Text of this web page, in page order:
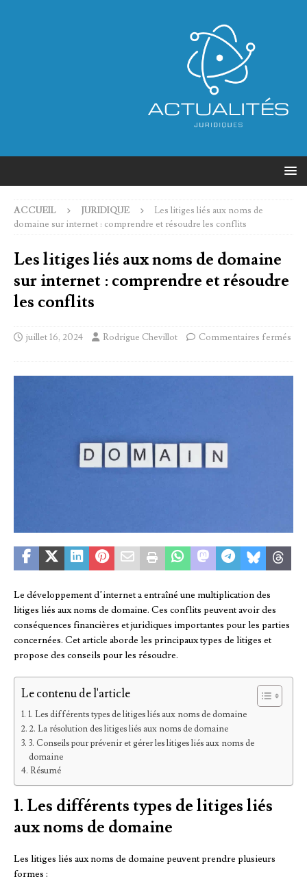
ACCUEIL JURIDIQUE
Les litiges liés aux noms de
domaine sur internet : comprendre et résoudre les conflits
Les litiges liés aux noms de domaine
sur internet : comprendre et résoudre
les conflits
juillet 16, 2024 Rodrigue Chevillot Commentaires fermés
Le développement d’internet a entraîné une multiplication des
litiges liés aux noms de domaine. Ces conflits peuvent avoir des
conséquences financières et juridiques importantes pour les parties
concernées. Cet article aborde les principaux types de litiges et
propose des conseils pour les résoudre.
Le contenu de l'article
1. Les différents types de litiges liés aux noms de domaine
2. La résolution des litiges liés aux noms de domaine
3. Conseils pour prévenir et gérer les litiges liés aux noms de
domaine
Résumé
1. Les différents types de litiges liés
aux noms de domaine
Les litiges liés aux noms de domaine peuvent prendre plusieurs
formes :